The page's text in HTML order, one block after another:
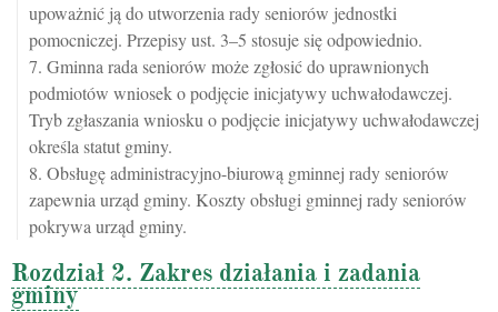
upoważnić ją do utworzenia rady seniorów jednostki
pomocniczej. Przepisy ust. 3–5 stosuje się odpowiednio.
7. Gminna rada seniorów może zgłosić do uprawnionych
podmiotów wniosek o podjęcie inicjatywy uchwałodawczej.
Tryb zgłaszania wniosku o podjęcie inicjatywy uchwałodawczej
określa statut gminy.
8. Obsługę administracyjno-biurową gminnej rady seniorów
zapewnia urząd gminy. Koszty obsługi gminnej rady seniorów
pokrywa urząd gminy.
Rozdział 2. Zakres działania i zadania
gminy